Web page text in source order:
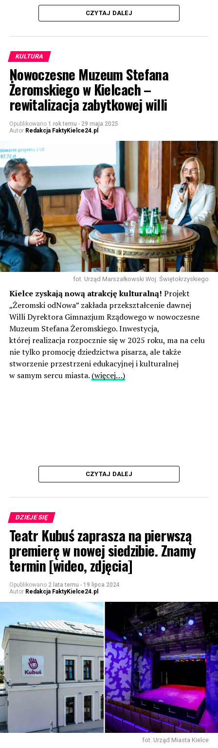
CZYTAJ DALEJ
KULTURA
Nowoczesne Muzeum Stefana
Żeromskiego w Kielcach –
rewitalizacja zabytkowej willi
Opublikowano 1 rok temu - 29 maja 2025
Autor Redakcja FaktyKielce24.pl
fot. Urząd Marszałkowski Woj. Świętokrzyskiego
Kielce zyskają nową atrakcję kulturalną! Projekt
„Żeromski odNowa” zakłada przekształcenie dawnej
Willi Dyrektora Gimnazjum Rządowego w nowoczesne
Muzeum Stefana Żeromskiego. Inwestycja,
której realizacja rozpocznie się w 2025 roku, ma na celu
nie tylko promocję dziedzictwa pisarza, ale także
stworzenie przestrzeni edukacyjnej i kulturalnej
w samym sercu miasta. (więcej…)
CZYTAJ DALEJ
DZIEJE SIĘ
Teatr Kubuś zaprasza na pierwszą
premierę w nowej siedzibie. Znamy
termin [wideo, zdjęcia]
Opublikowano 2 lata temu - 19 lipca 2024
Autor Redakcja FaktyKielce24.pl
fot. Urząd Miasta Kielce